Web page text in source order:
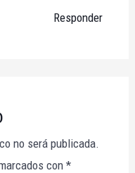
Responder
no será publicada.
con *